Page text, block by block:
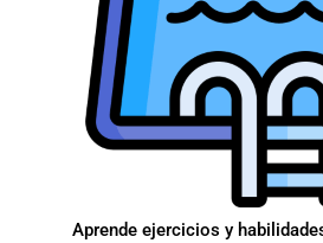
Aprende ejercicios y